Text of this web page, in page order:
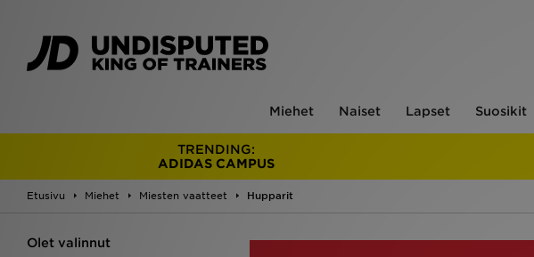
Miehet Naiset Lapset Suosikit
TRENDING:
ADIDAS CAMPUS
Etusivu Miehet Miesten vaatteet Hupparit
Olet valinnut